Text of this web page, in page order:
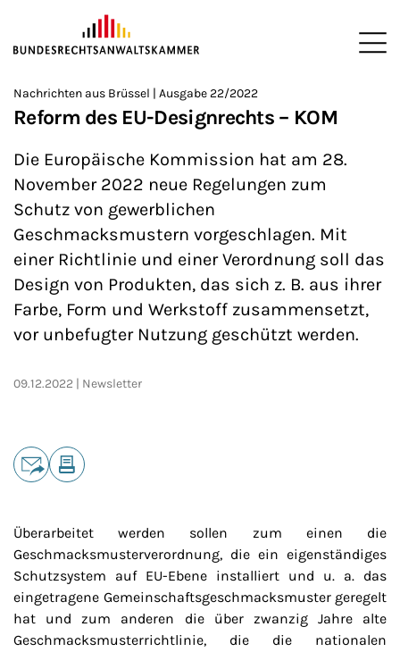
ZUM HAUPTINHALT SPRINGEN
Sie befinden sich hier:
>
Startseite
>
Newsroom
>
Newsletter
>
Nachrichten aus Brüssel
Nachrichten aus Brüssel | Ausgabe 22/2022
Reform des EU-Designrechts – KOM
Die Europäische Kommission hat am 28.
November 2022 neue Regelungen zum
Schutz von gewerblichen
Geschmacksmustern vorgeschlagen. Mit
einer Richtlinie und einer Verordnung soll das
Design von Produkten, das sich z. B. aus ihrer
Farbe, Form und Werkstoff zusammensetzt,
vor unbefugter Nutzung geschützt werden.
09.12.2022 Newsletter
Teilen
Überarbeitet werden sollen zum einen die
Geschmacksmusterverordnung, die ein eigenständiges
Schutzsystem auf EU-Ebene installiert und u. a. das
eingetragene Gemeinschaftsgeschmacksmuster geregelt
hat und zum anderen die über zwanzig Jahre alte
Geschmacksmusterrichtlinie, die die nationalen